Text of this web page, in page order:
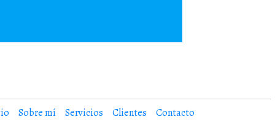
Sobre mí Servicios Clientes Contacto